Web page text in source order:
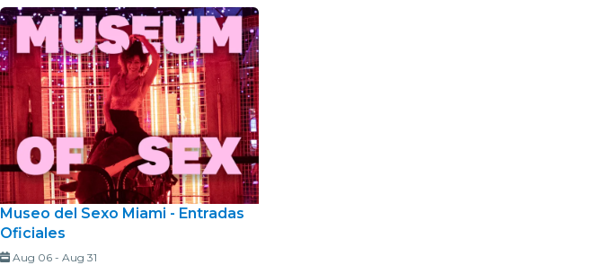
Museo del Sexo Miami - Entradas
Oficiales
Aug 06- Aug 31